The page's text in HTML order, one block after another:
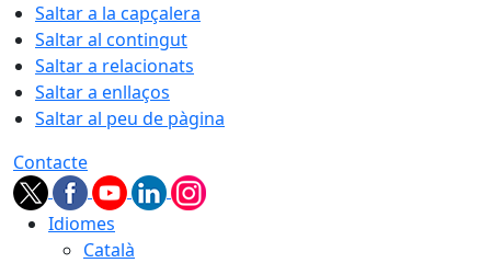
Saltar a la capçalera
Saltar al contingut
Saltar a relacionats
Saltar a enllaços
Saltar al peu de pàgina
Contacte
Idiomes
Català